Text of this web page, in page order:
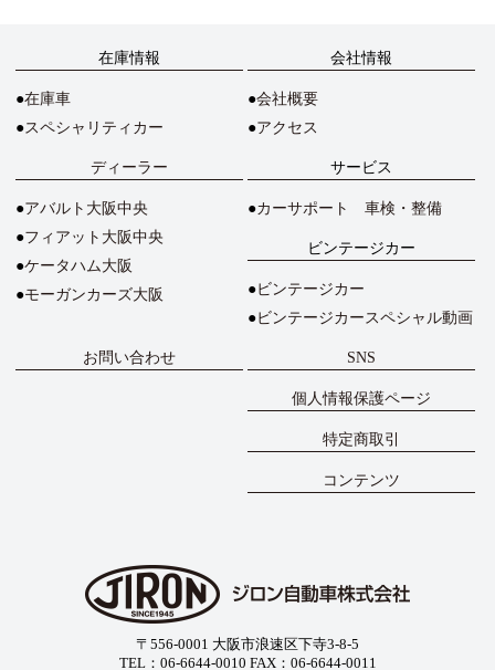
在庫情報
在庫車
スペシャリティカー
会社情報
会社概要
アクセス
ディーラー
アバルト大阪中央
フィアット大阪中央
ケータハム大阪
モーガンカーズ大阪
サービス
カーサポート 車検・整備
ビンテージカー
ビンテージカー
ビンテージカースペシャル動画
お問い合わせ SNS
個人情報保護ページ
特定商取引
コンテンツ
〒556-0001 大阪市浪速区下寺3-8-5
TEL：06-6644-0010 FAX：06-6644-0011